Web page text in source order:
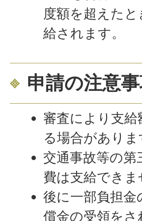
度額を超えた
給されます。
申請の注意
審査により支
る場合があり
交通事故等の
費は支給できま
後に一部負担金
償金の受領を